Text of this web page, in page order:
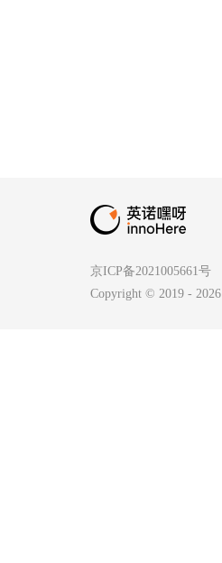
京ICP备2021005661号
Copyright © 2019 - 2026